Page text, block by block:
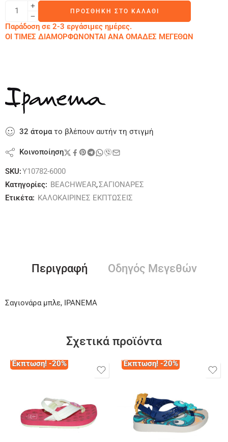
ΠΡΟΣΘΉΚΗ ΣΤΟ ΚΑΛΆΘΙ
Παράδοση σε 2-3 εργάσιμες ημέρες.
ΟΙ ΤΙΜΕΣ ΔΙΑΜΟΡΦΩΝΟΝΤΑΙ ΑΝΑ ΟΜΑΔΕΣ ΜΕΓΕΘΩΝ
32 άτοματο βλέπουν αυτήν τη στιγμή
Κοινοποίηση
SKU: Y10782-6000
Κατηγορίες: BEACHWEAR,ΣΑΓΙΟΝΑΡΕΣ
Ετικέτα: ΚΑΛΟΚΑΙΡΙΝΕΣ ΕΚΠΤΩΣΕΙΣ
Περιγραφή Οδηγός Μεγεθών
Σαγιονάρα μπλε, IPANEMA
Σχετικά προϊόντα
Έκπτωση! -20% Έκπτωση! -20%